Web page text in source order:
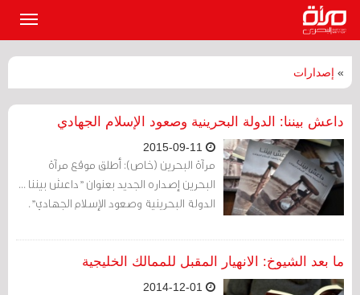
» إصدارات
داعش بيننا: الدولة البحرينية وصعود الإسلام الجهادي
مرآة البحرين (خاص): أطلق موقع مرآة
البحرين إصداره الجديد بعنوان "داعش بيننا ...
الدولة البحرينية وصعود الإسلام الجهادي".
ما بعد الشيوخ: الانهيار المقبل للممالك الخليجية